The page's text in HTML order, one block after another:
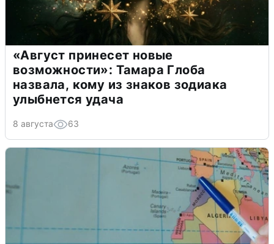
«Август принесет новые
возможности»: Тамара Глоба
назвала, кому из знаков зодиака
улыбнется удача
8 августа 63